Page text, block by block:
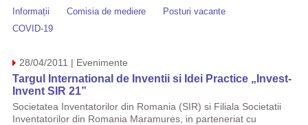
Informații
Comisia de mediere
Posturi vacante
COVID-19
28/04/2011 | Evenimente
Targul International de Inventii si Idei Practice „Invest-
Invent SIR 21”
Societatea Inventatorilor din Romania (SIR) si Filiala Societatii
Inventatorilor din Romania Maramures, in parteneriat cu